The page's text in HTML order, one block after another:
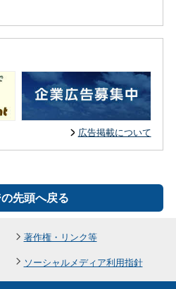
広告掲載について
先頭へ戻る
著作権・リンク等
ソーシャルメディア利用指針